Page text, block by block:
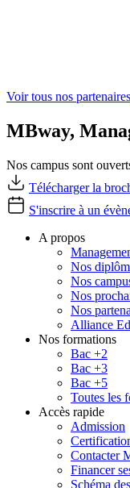
Voir tous nos partenaires
MBway,
Nos campus sont
Télécharger la
S'inscrire à un
A propos
Nos
Nos
Nos
Nos
Alliance
Nos formations
Bac +2
Bac +3
Bac +5
Toutes les
Accès rapide
Admission
Contacter
Financer
Schéma